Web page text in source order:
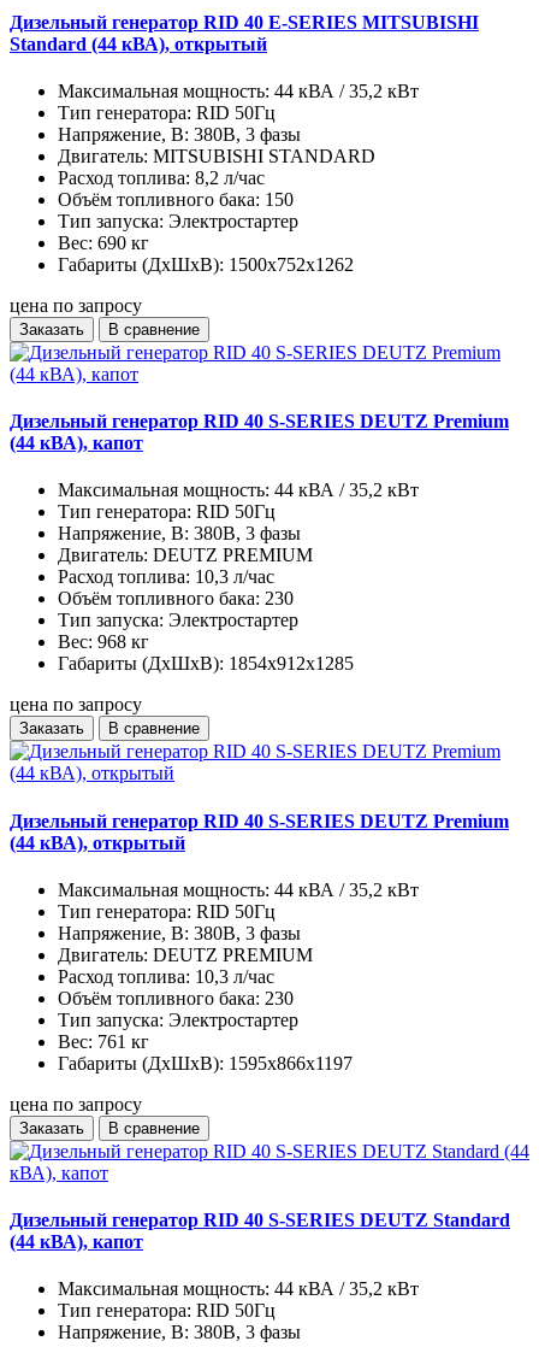
Дизельный генератор RID 40 E-SERIES MITSUBISHI
Standard (44 кВА), открытый
Максимальная мощность: 44 кВА / 35,2 кВт
Тип генератора: RID 50Гц
Напряжение, В: 380В, 3 фазы
Двигатель: MITSUBISHI STANDARD
Расход топлива: 8,2 л/час
Объём топливного бака: 150
Тип запуска: Электростартер
Вес: 690 кг
Габариты (ДхШхВ): 1500x752x1262
цена по запросу
Заказать В сравнение
Дизельный генератор RID 40 S-SERIES DEUTZ Premium
(44 кВА), капот
Максимальная мощность: 44 кВА / 35,2 кВт
Тип генератора: RID 50Гц
Напряжение, В: 380В, 3 фазы
Двигатель: DEUTZ PREMIUM
Расход топлива: 10,3 л/час
Объём топливного бака: 230
Тип запуска: Электростартер
Вес: 968 кг
Габариты (ДхШхВ): 1854x912x1285
цена по запросу
Заказать В сравнение
Дизельный генератор RID 40 S-SERIES DEUTZ Premium
(44 кВА), открытый
Максимальная мощность: 44 кВА / 35,2 кВт
Тип генератора: RID 50Гц
Напряжение, В: 380В, 3 фазы
Двигатель: DEUTZ PREMIUM
Расход топлива: 10,3 л/час
Объём топливного бака: 230
Тип запуска: Электростартер
Вес: 761 кг
Габариты (ДхШхВ): 1595x866x1197
цена по запросу
Заказать В сравнение
Дизельный генератор RID 40 S-SERIES DEUTZ Standard
(44 кВА), капот
Максимальная мощность: 44 кВА / 35,2 кВт
Тип генератора: RID 50Гц
Напряжение, В: 380В, 3 фазы